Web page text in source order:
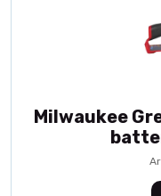
Milwaukee